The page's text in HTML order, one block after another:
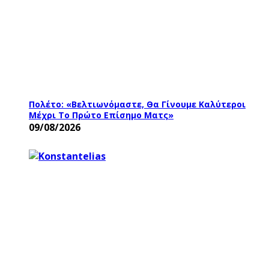
Πολέτο: «Βελτιωνόμαστε, Θα Γίνουμε Καλύτεροι
Μέχρι Το Πρώτο Επίσημο Ματς»
09/08/2026